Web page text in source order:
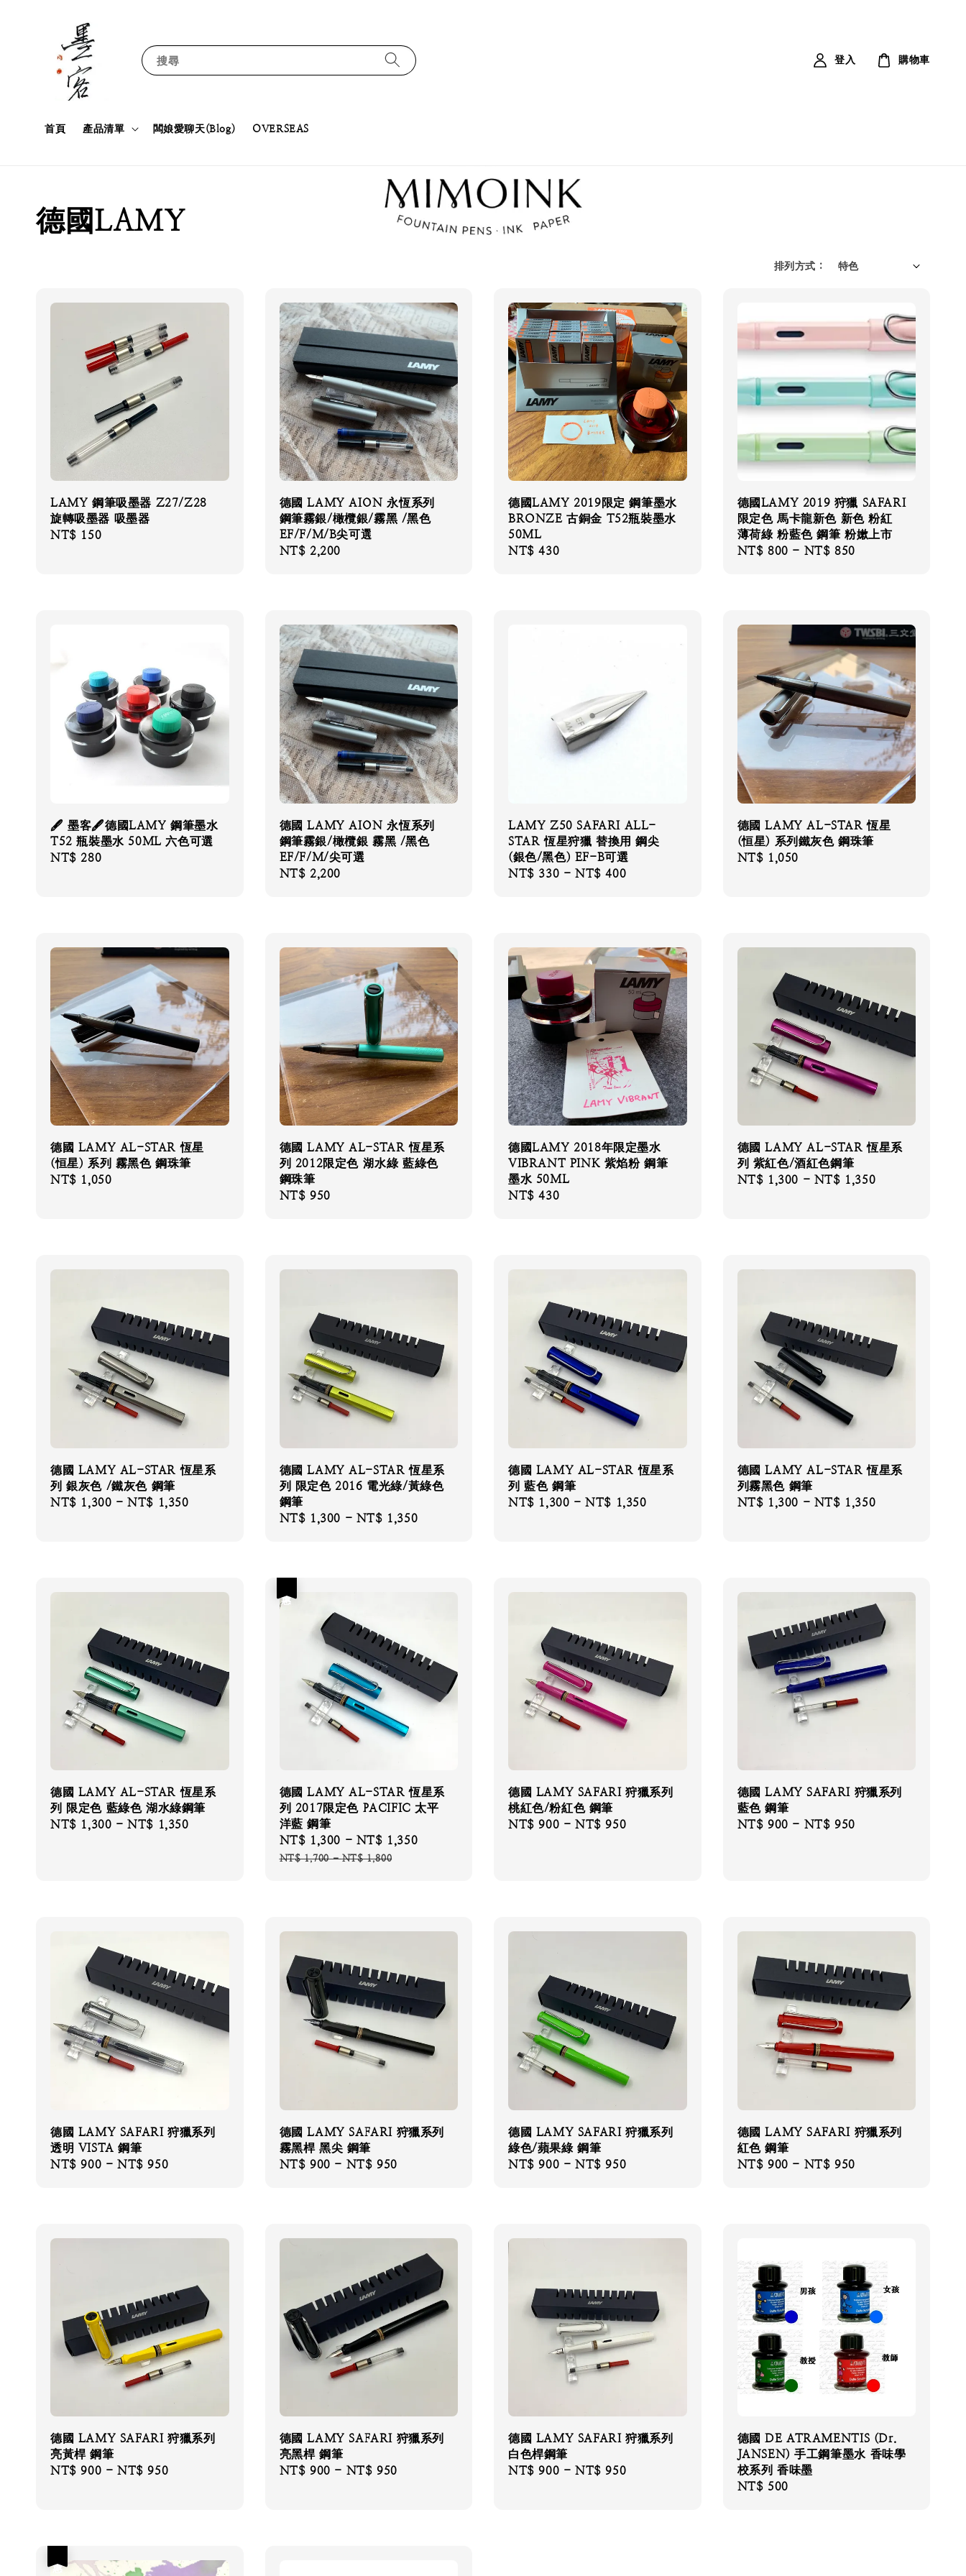
搜尋
首頁 產品清單 闆娘愛聊天(Blog) OVERSEAS
登入 購物車
德國LAMY
排列方式 :
LAMY 鋼筆吸墨器 Z27/Z28
旋轉吸墨器 吸墨器
Regular
NT$ 150
德國 LAMY AION 永恆系列
鋼筆霧銀/橄欖銀/霧黑 /黑色
EF/F/M/B尖可選
Regular
NT$ 2,200
德國LAMY 2019限定 鋼筆墨水
BRONZE 古銅金 T52瓶裝墨水
50ML
Regular
NT$ 430
德國LAMY 2019 狩獵 SAFARI
限定色 馬卡龍新色 新色 粉紅
薄荷綠 粉藍色 鋼筆 粉嫰上市
Regular
NT$ 800 - NT$ 850
🖋 墨客🖋德國LAMY 鋼筆墨水
T52 瓶裝墨水 50ML 六色可選
Regular
NT$ 280
德國 LAMY AION 永恆系列
鋼筆霧銀/橄欖銀 霧黑 /黑色
EF/F/M/尖可選
Regular
NT$ 2,200
LAMY Z50 SAFARI ALL-
STAR 恆星狩獵 替換用 鋼尖
(銀色/黑色) EF-B可選
Regular
NT$ 330 -NT$ 400
德國 LAMY AL-STAR 恆星
(恒星) 系列鐵灰色 鋼珠筆
Regular
NT$ 1,050
德國 LAMY AL-STAR 恆星
(恒星) 系列 霧黑色 鋼珠筆
Regular
NT$ 1,050
德國 LAMY AL-STAR 恆星系
列 2012限定色 湖水綠 藍綠色
鋼珠筆
Regular
NT$ 950
德國LAMY 2018年限定墨水
VIBRANT PINK 紫焰粉 鋼筆
墨水 50ML
Regular
NT$ 430
德國 LAMY AL-STAR 恆星系
列 紫紅色/酒紅色鋼筆
Regular
NT$ 1,300 - NT$ 1,350
德國 LAMY AL-STAR 恆星系
列 銀灰色 /鐵灰色 鋼筆
Regular
NT$ 1,300 -NT$ 1,350
德國 LAMY AL-STAR 恆星系
列 限定色 2016 電光綠/黃綠色
鋼筆
Regular
NT$ 1,300 - NT$ 1,350
德國 LAMY AL-STAR 恆星系
列 藍色 鋼筆
Regular
NT$ 1,300 -NT$ 1,350
德國 LAMY AL-STAR 恆星系
列霧黑色 鋼筆
Regular
NT$ 1,300 - NT$ 1,350
德國 LAMY AL-STAR 恆星系
列 限定色 藍綠色 湖水綠鋼筆
Regular
NT$ 1,300 -NT$ 1,350
德國 LAMY AL-STAR 恆星系
列 2017限定色 PACIFIC 太平
洋藍 鋼筆
Sale
price
NT$ 1,300 - NT$ 1,350
NT$ 1,700-NT$ 1,800
德國 LAMY SAFARI 狩獵系列
桃紅色/粉紅色 鋼筆
Regular
NT$ 900 -NT$ 950
德國 LAMY SAFARI 狩獵系列
藍色 鋼筆
Regular
NT$ 900 - NT$ 950
德國 LAMY SAFARI 狩獵系列
透明 VISTA 鋼筆
Regular
NT$ 900 -NT$ 950
德國 LAMY SAFARI 狩獵系列
霧黑桿 黑尖 鋼筆
Regular
NT$ 900 - NT$ 950
德國 LAMY SAFARI 狩獵系列
綠色/蘋果綠 鋼筆
Regular
NT$ 900 -NT$ 950
德國 LAMY SAFARI 狩獵系列
紅色 鋼筆
Regular
NT$ 900 - NT$ 950
德國 LAMY SAFARI 狩獵系列
亮黃桿 鋼筆
Regular
NT$ 900 -NT$ 950
德國 LAMY SAFARI 狩獵系列
亮黑桿 鋼筆
Regular
NT$ 900 - NT$ 950
德國 LAMY SAFARI 狩獵系列
白色桿鋼筆
Regular
NT$ 900 -NT$ 950
德國 DE ATRAMENTIS (Dr.
JANSEN) 手工鋼筆墨水 香味學
校系列 香味墨
Regular
NT$ 500